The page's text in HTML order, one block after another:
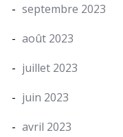
septembre 2023
août 2023
juillet 2023
juin 2023
avril 2023